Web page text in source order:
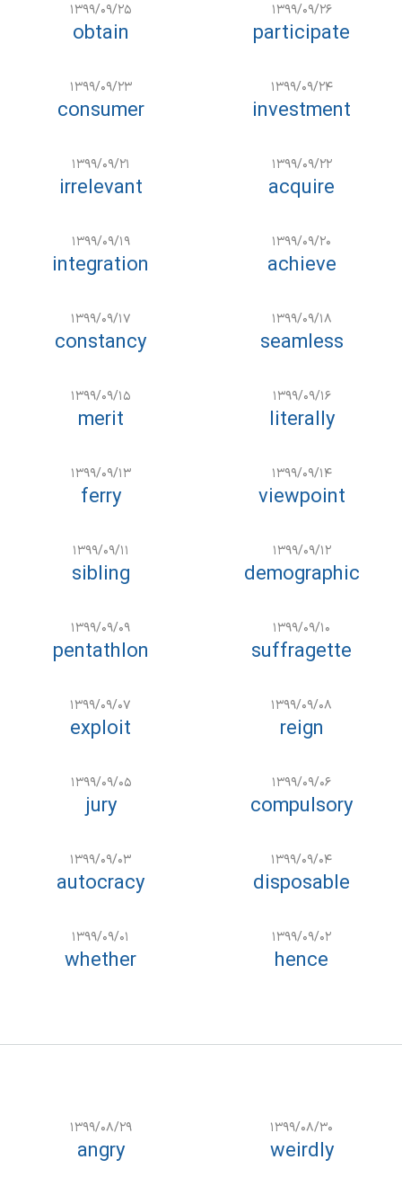
۱۳۹۹/۰۹/۲۶
participate
۱۳۹۹/۰۹/۲۵
obtain
۱۳۹۹/۰۹/۲۴
investment
۱۳۹۹/۰۹/۲۳
consumer
۱۳۹۹/۰۹/۲۲
acquire
۱۳۹۹/۰۹/۲۱
irrelevant
۱۳۹۹/۰۹/۲۰
achieve
۱۳۹۹/۰۹/۱۹
integration
۱۳۹۹/۰۹/۱۸
seamless
۱۳۹۹/۰۹/۱۷
constancy
۱۳۹۹/۰۹/۱۶
literally
۱۳۹۹/۰۹/۱۵
merit
۱۳۹۹/۰۹/۱۴
viewpoint
۱۳۹۹/۰۹/۱۳
ferry
۱۳۹۹/۰۹/۱۲
demographic
۱۳۹۹/۰۹/۱۱
sibling
۱۳۹۹/۰۹/۱۰
suffragette
۱۳۹۹/۰۹/۰۹
pentathlon
۱۳۹۹/۰۹/۰۸
reign
۱۳۹۹/۰۹/۰۷
exploit
۱۳۹۹/۰۹/۰۶
compulsory
۱۳۹۹/۰۹/۰۵
jury
۱۳۹۹/۰۹/۰۴
disposable
۱۳۹۹/۰۹/۰۳
autocracy
۱۳۹۹/۰۹/۰۲
hence
۱۳۹۹/۰۹/۰۱
whether
۱۳۹۹/۰۸/۳۰
weirdly
۱۳۹۹/۰۸/۲۹
angry